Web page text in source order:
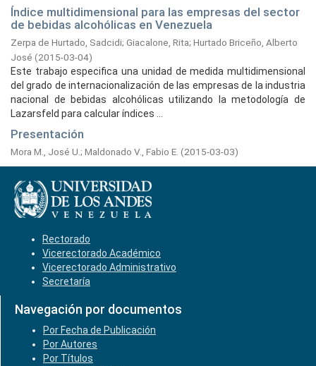
Índice multidimensional para las empresas del sector
de bebidas alcohólicas en Venezuela
Zerpa de Hurtado, Sadcidi; Giacalone, Rita; Hurtado Briceño, Alberto
José (2015-03-04)
Este trabajo especifica una unidad de medida multidimensional
del grado de internacionalización de las empresas de la industria
nacional de bebidas alcohólicas utilizando la metodología de
Lazarsfeld para calcular índices ...
Presentación
Mora M., José U. ; Maldonado V., Fabio E. (2015-03-03)
Rectorado
Vicerectorado Académico
Vicerectorado Administrativo
Secretaría
Navegación por documentos
Por Fecha de Publicación
Por Autores
Por Títulos